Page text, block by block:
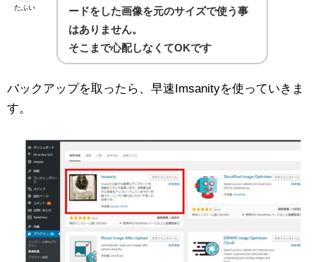
たふい
ードをした画像を元のサイズで使う事
はありません。
そこまで心配しなくてOKです
バックアップを取ったら、早速Imsanityを使っていきま
す。